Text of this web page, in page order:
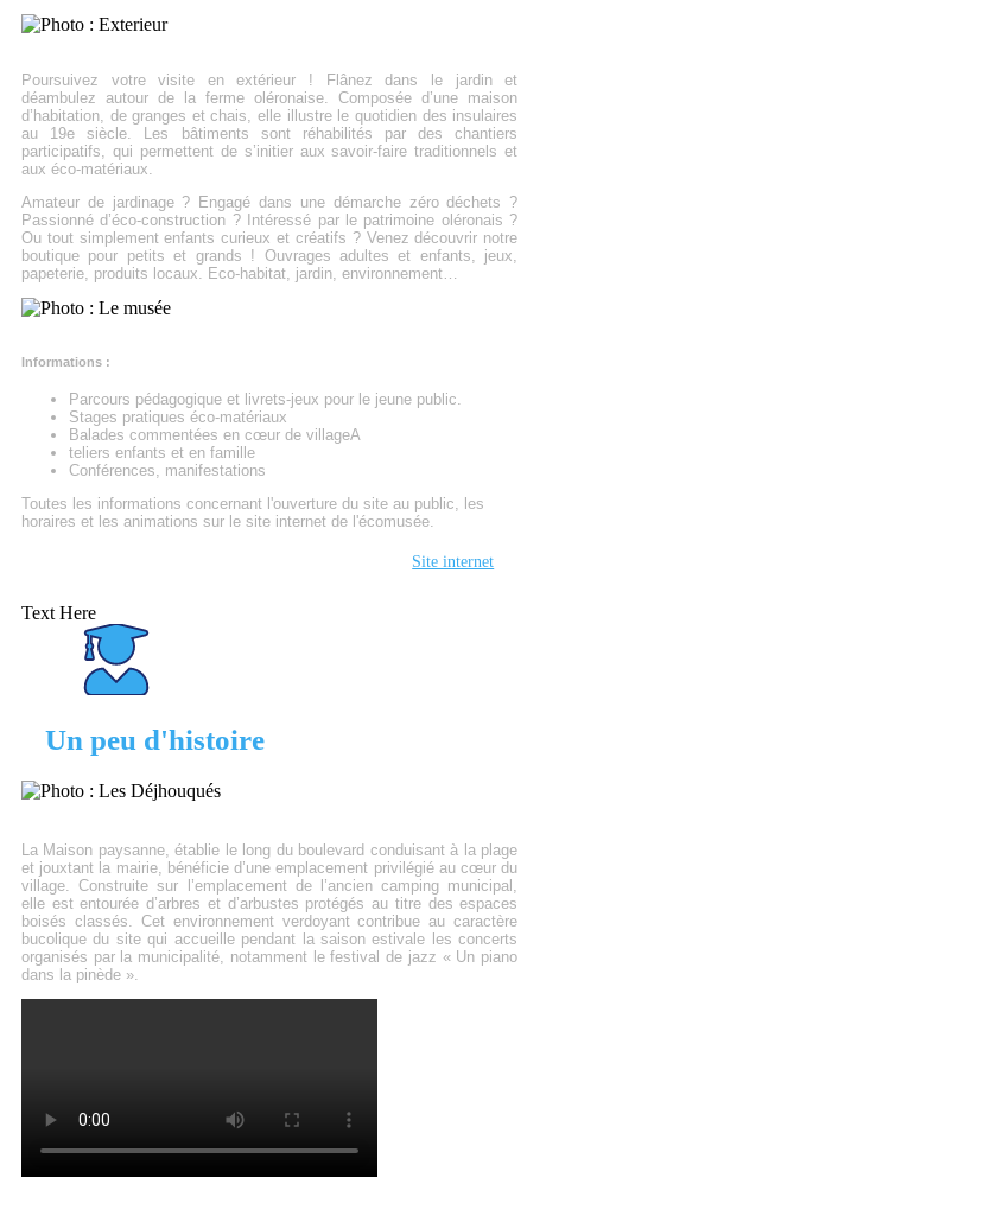
Poursuivez votre visite en extérieur ! Flânez dans le jardin et
déambulez autour de la ferme oléronaise. Composée d’une maison
d’habitation, de granges et chais, elle illustre le quotidien des insulaires
au 19e siècle. Les bâtiments sont réhabilités par des chantiers
participatifs, qui permettent de s’initier aux savoir-faire traditionnels et
aux éco-matériaux.
Amateur de jardinage ? Engagé dans une démarche zéro déchets ?
Passionné d’éco-construction ? Intéressé par le patrimoine oléronais ?
Ou tout simplement enfants curieux et créatifs ? Venez découvrir notre
boutique pour petits et grands ! Ouvrages adultes et enfants, jeux,
papeterie, produits locaux. Eco-habitat, jardin, environnement…
Informations :
Parcours pédagogique et livrets-jeux pour le jeune public.
Stages pratiques éco-matériaux
Balades commentées en cœur de villageA
teliers enfants et en famille
Conférences, manifestations
Toutes les informations concernant l'ouverture du site au public, les
horaires et les animations sur le site internet de l'écomusée.
Site internet
Text Here
Un peu d'histoire
La Maison paysanne, établie le long du boulevard conduisant à la plage
et jouxtant la mairie, bénéficie d’une emplacement privilégié au cœur du
village. Construite sur l’emplacement de l’ancien camping municipal,
elle est entourée d’arbres et d’arbustes protégés au titre des espaces
boisés classés. Cet environnement verdoyant contribue au caractère
bucolique du site qui accueille pendant la saison estivale les concerts
organisés par la municipalité, notamment le festival de jazz « Un piano
dans la pinède ».